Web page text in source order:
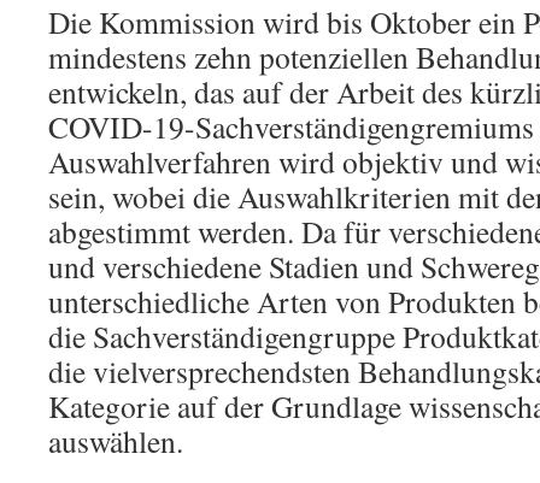
Die Kommission wird bis Oktober ein
mindestens zehn potenziellen
entwickeln, das auf der Arbeit des
COVID-19-
Auswahlverfahren wird objektiv und
sein, wobei die Auswahlkriterien mit
abgestimmt werden. Da für
und verschiedene Stadien und
unterschiedliche Arten von Produkten
die Sachverständigengruppe
die vielversprechendsten
Kategorie auf der Grundlage
auswählen.